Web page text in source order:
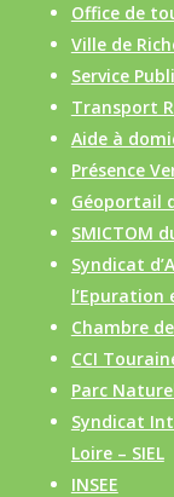
Office de
Ville de
Service
Transport
Aide à
Présence
Géoportail
SMICTOM
Syndicat
l’Epuration
Chambre
CCI
Parc
Syndicat
Loire – SIEL
INSEE